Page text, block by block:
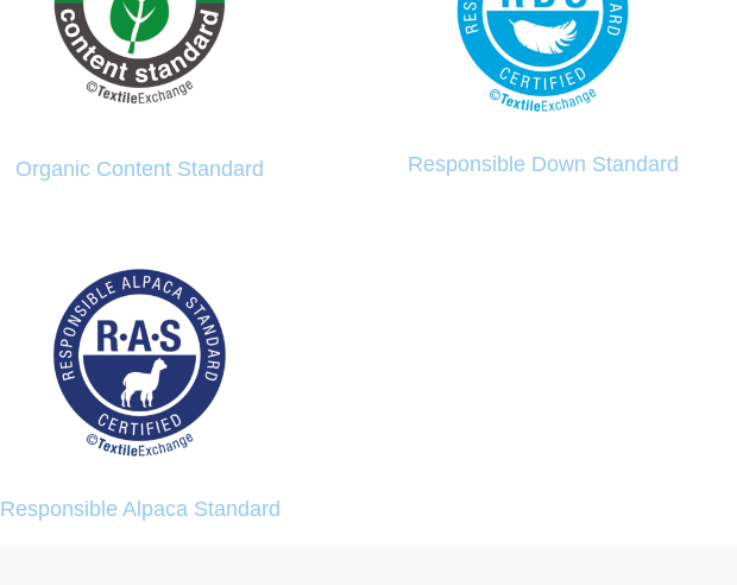
Organic Content Standard Responsible Down Standard
Responsible Alpaca Standard